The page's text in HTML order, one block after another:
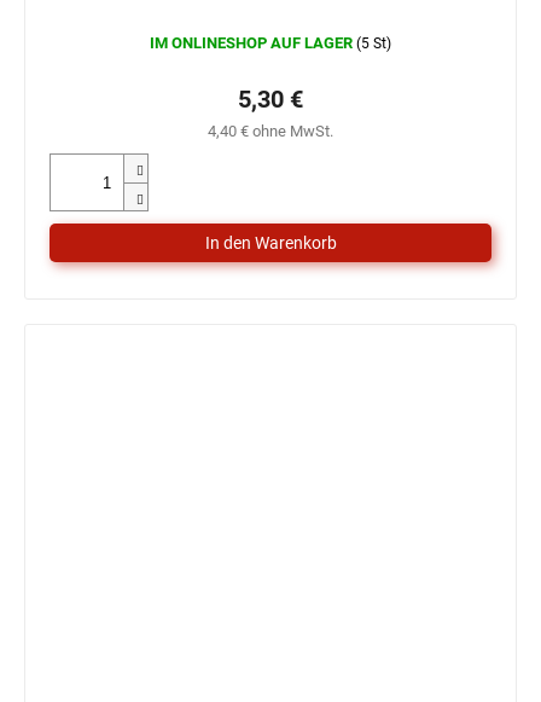
IM ONLINESHOP AUF LAGER (5 St)
4,40 € ohne MwSt.
5,30 €